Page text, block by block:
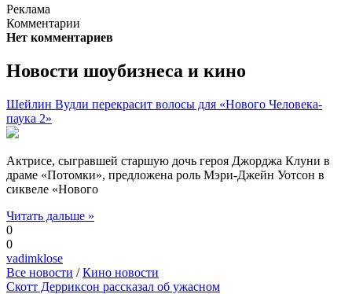
Реклама
Комментарии
Нет комментариев
Новости шоубизнеса и кино
Шейлин Вудли перекрасит волосы для «Нового Человека-
паука 2»
Актрисе, сыгравшей старшую дочь героя Джорджа Клуни в
драме «Потомки», предложена роль Мэри-Джейн Уотсон в
сиквеле «Нового
Читать дальше »
0
0
vadimklose
Все новости /Кино новости
Скотт Дерриксон рассказал об ужасном